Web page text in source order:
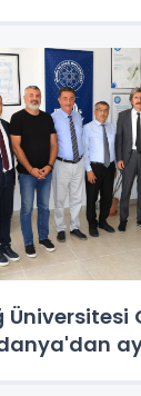
Üniversitesi